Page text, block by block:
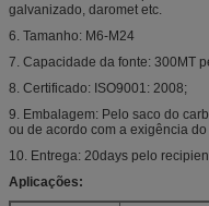
galvanizado, daromet etc.
6. Tamanho: M6-M24
7. Capacidade da fonte: 300MT
8. Certificado: ISO9001: 2008;
9. Embalagem: Pelo saco do
ou de acordo com a exigência
10. Entrega: 20days pelo
Aplicações: